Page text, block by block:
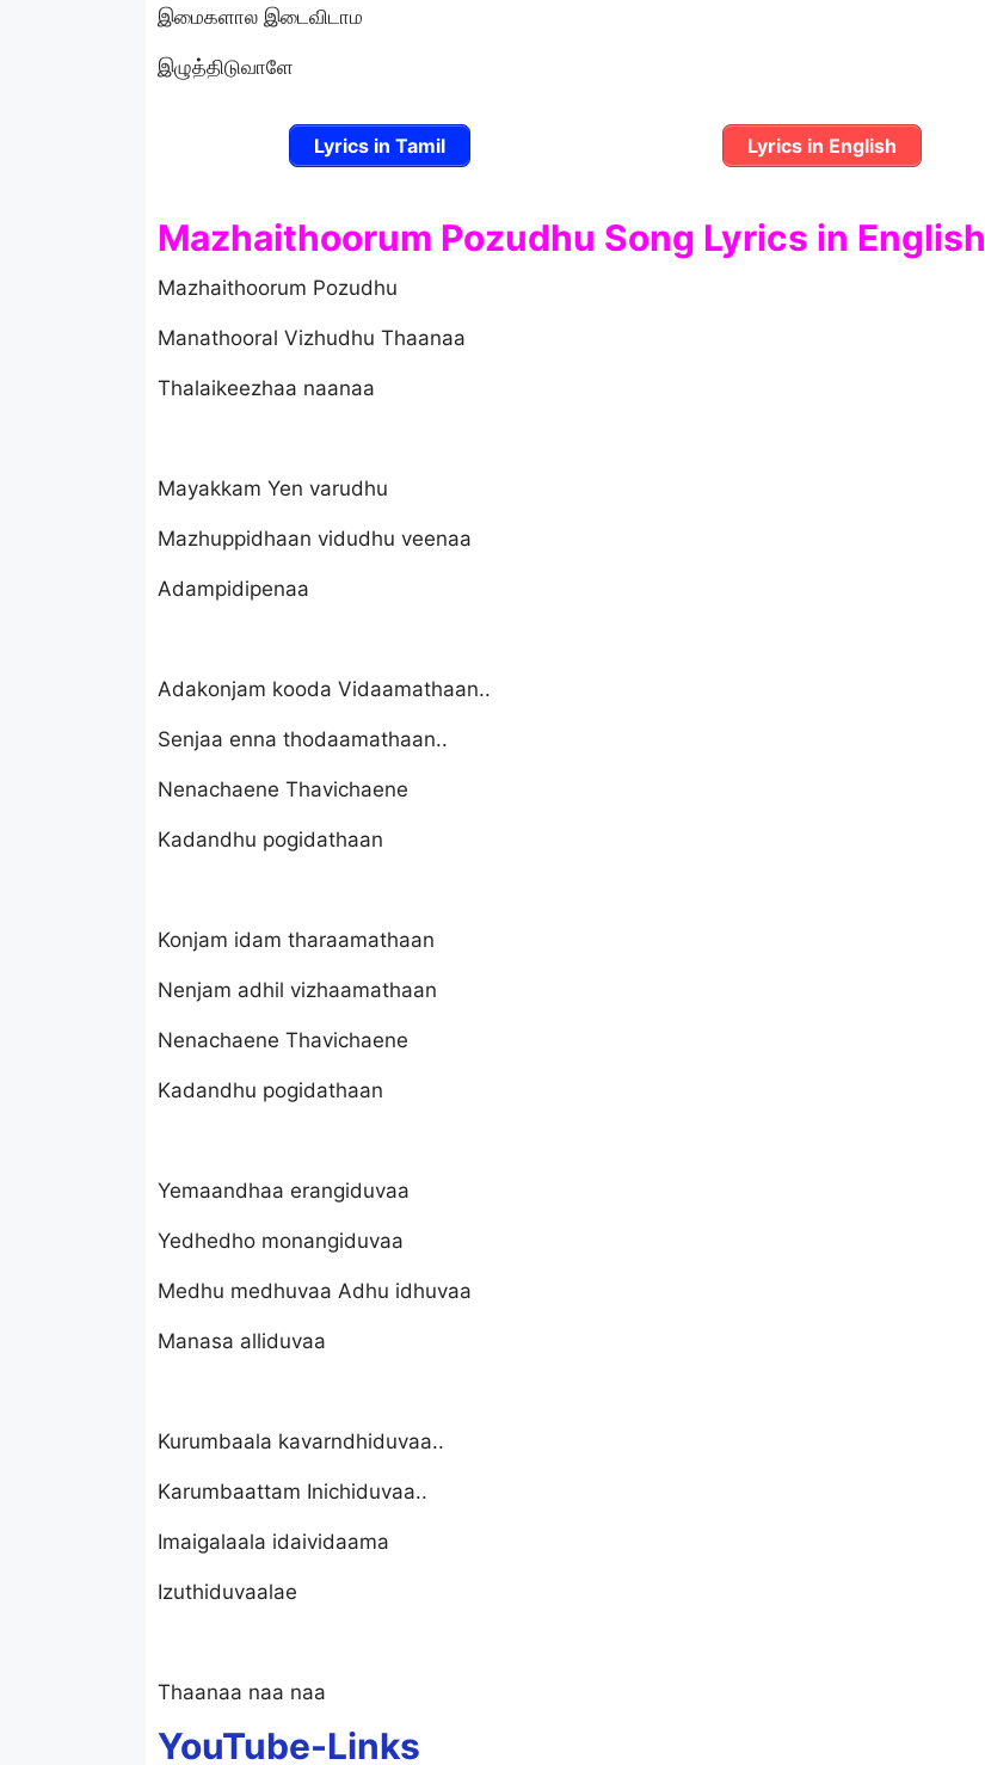
இமைகளால இடைவிடாம
இழுத்திடுவாளே
Lyrics in Tamil Lyrics in English
Mazhaithoorum Pozudhu Song Lyrics in English
Mazhaithoorum Pozudhu
Manathooral Vizhudhu Thaanaa
Thalaikeezhaa naanaa
Mayakkam Yen varudhu
Mazhuppidhaan vidudhu veenaa
Adampidipenaa
Adakonjam kooda Vidaamathaan..
Senjaa enna thodaamathaan..
Nenachaene Thavichaene
Kadandhu pogidathaan
Konjam idam tharaamathaan
Nenjam adhil vizhaamathaan
Nenachaene Thavichaene
Kadandhu pogidathaan
Yemaandhaa erangiduvaa
Yedhedho monangiduvaa
Medhu medhuvaa Adhu idhuvaa
Manasa alliduvaa
Kurumbaala kavarndhiduvaa..
Karumbaattam Inichiduvaa..
Imaigalaala idaividaama
Izuthiduvaalae
Thaanaa naa naa
YouTube-Links